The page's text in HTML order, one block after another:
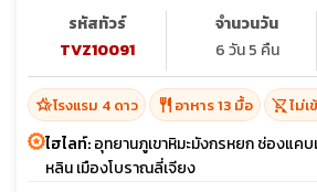
รหัสทัวร์
TVZ10091
จำนวนวัน
6 วัน 5 คืน
hotel_classโรงแรม 4 ดาว restaurant อาหาร 13 มื้อ shopping_cart_offไม่เ
ไฮไลท์:อุทยานภูเขาหิมะมังกรหยก ช่องแคบ
หลิน เมืองโบราณลี่เจียง